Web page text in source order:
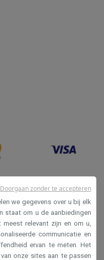
we gegevens over u bij elk
staat om u de aanbiedingen
relevant zijn en om u,
communicatie en
ervan te meten. Het
onze sites aan te passen
Doorgaan zonder te accepteren